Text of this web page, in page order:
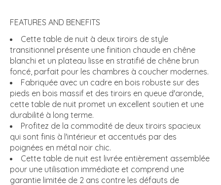
FEATURES AND BENEFITS
Cette table de nuit à deux tiroirs de style
transitionnel présente une finition chaude en chêne
blanchi et un plateau lisse en stratifié de chêne brun
foncé, parfait pour les chambres à coucher modernes.
Fabriquée avec un cadre en bois robuste sur des
pieds en bois massif et des tiroirs en queue d'aronde,
cette table de nuit promet un excellent soutien et une
durabilité à long terme.
Profitez de la commodité de deux tiroirs spacieux
qui sont finis à l'intérieur et accentués par des
poignées en métal noir chic.
Cette table de nuit est livrée entièrement assemblée
pour une utilisation immédiate et comprend une
garantie limitée de 2 ans contre les défauts de